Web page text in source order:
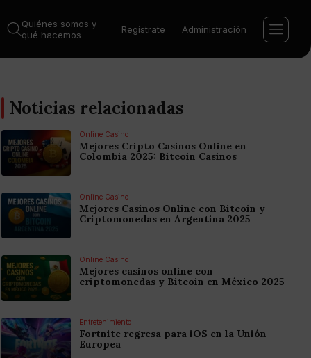
Quiénes somos y
qué hacemos
Regístrate Administración
Noticias relacionadas
Online Casino
Mejores Cripto Casinos Online en
Colombia 2025: Bitcoin Casinos
Online Casino
Mejores Casinos Online con Bitcoin y
Criptomonedas en Argentina 2025
Online Casino
Mejores casinos online con
criptomonedas y Bitcoin en México 2025
Entretenimiento
Fortnite regresa para iOS en la Unión
Europea